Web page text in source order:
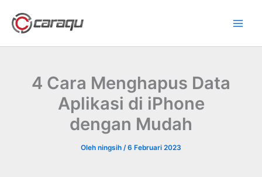
konten
4 Cara Menghapus Data
Aplikasi di iPhone
dengan Mudah
Oleh ningsih /6 Februari 2023